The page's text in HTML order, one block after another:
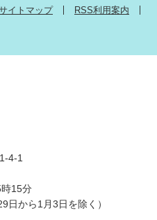
イトマップ
RSS利用案内
4-1
15分
日から1月3日を除く）